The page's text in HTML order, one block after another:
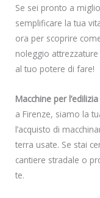
Se sei pronto a
semplificare la tua
ora per scoprire
noleggio
al tuo potere di fare!
Macchine per
a Firenze, siamo la
l’acquisto di
terra usate. Se stai
cantiere stradale o
te.